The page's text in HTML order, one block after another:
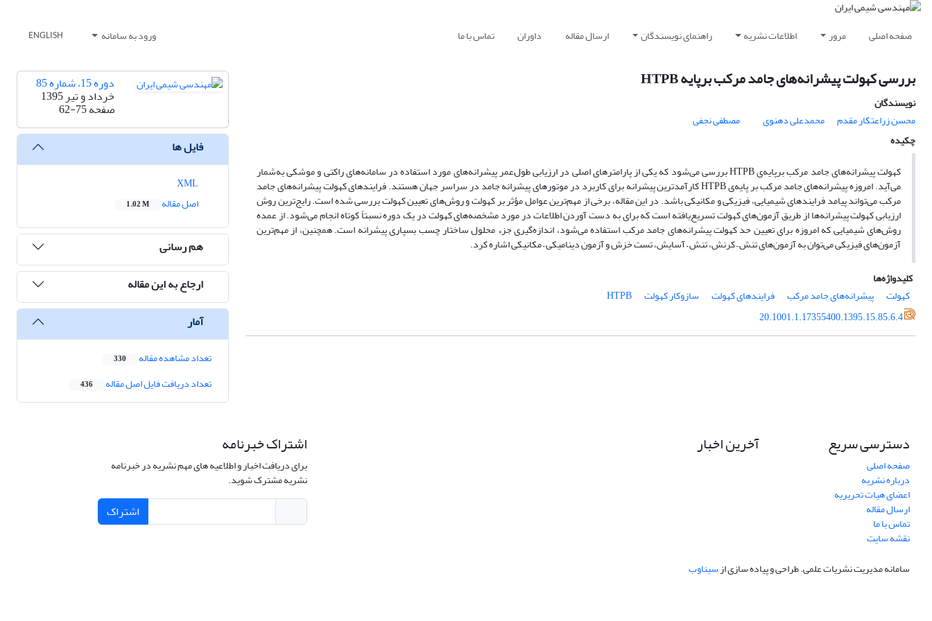
صفحه اصلی مرور اطلاعات نشریه راهنمای نویسندگان ارسال مقاله داوران تماس با ما ورود به سامانه ENGLISH
بررسی کهولت پیشرانه‌های جامد مرکب برپایه HTPB
نویسندگان
محسن زراعتکار مقدم
محمدعلی دهنوی
مصطفی نجفی
چکیده
کهولت پیشرانه‌های جامد مرکب برپایه‌ی HTPB بررسی می‌شود که یکی از پارامترهای اصلی در ارزیابی طول‌عمر پیشرانه‌های مورد استفاده در سامانه‌های راکتی و موشکی به‌شمار
می‌آید. امروزه پیشرانه‌های جامد مرکب بر پایه‌ی HTPB کارآمدترین پیشرانه برای کاربرد در موتورهای پیشرانه جامد در سراسر جهان هستند. فرایندهای کهولت پیشرانه‌های جامد
مرکب می‌تواند پیامد فرایندهای شیمیایی، فیزیکی و مکانیکی ‌باشد. در این مقاله، برخی از مهم‌ترین عوامل مؤثر بر کهولت و روش‌های تعیین کهولت بررسی شده است. رایج‌ترین روش
ارزیابی کهولت پیشرانه‌ها از طریق آزمون‌های کهولت تسریع‌یافته است که برای به دست آوردن اطلاعات در مورد مشخصه‌های کهولت در یک دوره نسبتاً کوتاه انجام می‌شود. از عمده
روش‌های شیمیایی که امروزه برای تعیین حد کهولت پیشرانه‌های جامد مرکب استفاده می‌شود، اندازه‌گیری جزء محلول ساختار چسب بسپاری پیشرانه است. همچنین، از مهم‌ترین
آزمون‌های فیزیکی می‌توان به آزمون‌های تنش – کرنش، تنش – آسایش، تست خزش و آزمون دینامیکی – مکانیکی اشاره کرد.
کلیدواژه‌ها
کهولت
پیشرانه‌های جامد مرکب فرایندهای کهولت سازوکار کهولت
HTPB
20.1001.1.17355400.1395.15.85.6.4
دوره 15، شماره 85
خرداد و تیر 1395
صفحه62-75
فایل ها
اصل مقاله
1.02 M
هم رسانی
ارجاع به این مقاله
آمار
تعداد مشاهده مقاله 330
تعداد دریافت فایل اصل مقاله 436
دسترسی سریع
صفحه اصلی
درباره نشریه
اعضای هیات تحریریه
ارسال مقاله
تماس با ما
نقشه سایت
آخرین اخبار اشتراک خبرنامه
برای دریافت اخبار و اطلاعیه های مهم نشریه در خبرنامه
نشریه مشترک شوید.
اشتراک
سامانه مدیریت نشریات علمی.طراحی و پیاده سازی ازسیناوب